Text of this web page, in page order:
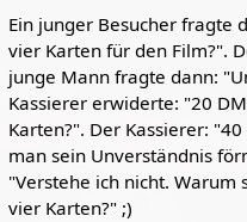
Ein junger Besucher fragte
vier Karten für den Film?".
junge Mann fragte dann:
Kassierer erwiderte: "20
Karten?". Der Kassierer:
man sein Unverständnis
"Verstehe ich nicht.
vier Karten?" ;)